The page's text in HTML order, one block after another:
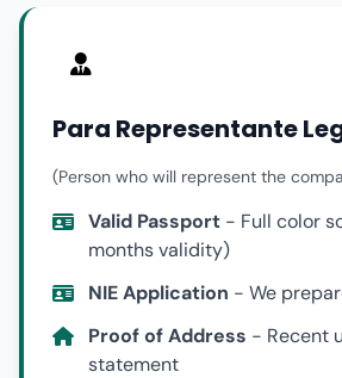
Para Representante
(Person who will represent the
Valid Passport - Full color
months validity)
NIE Application - We
Proof of Address - Recent
statement